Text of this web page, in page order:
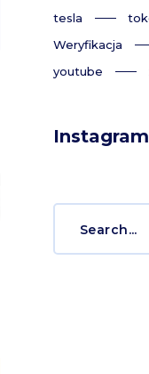
tesla
Weryfikacja
youtube
Instagram